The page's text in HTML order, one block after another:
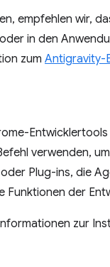
empfehlen wir,
in den
zum Antigravity-
verwenden,
Plug-ins, die
Funktionen der
zur